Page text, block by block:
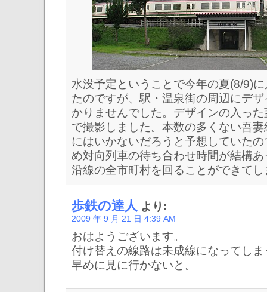
水没予定ということで今年の夏(8/9)
たのですが、駅・温泉街の周辺にデ
かりませんでした。デザインの入っ
で撮影しました。本数の多くない吾
にはいかないだろうと予想していた
め対向列車の待ち合わせ時間が結構
沿線の全市町村を回ることができて
歩鉄の達人 より:
2009 年 9 月 21 日 4:39 AM
おはようございます。
付け替えの線路は未成線になってし
早めに見に行かないと。